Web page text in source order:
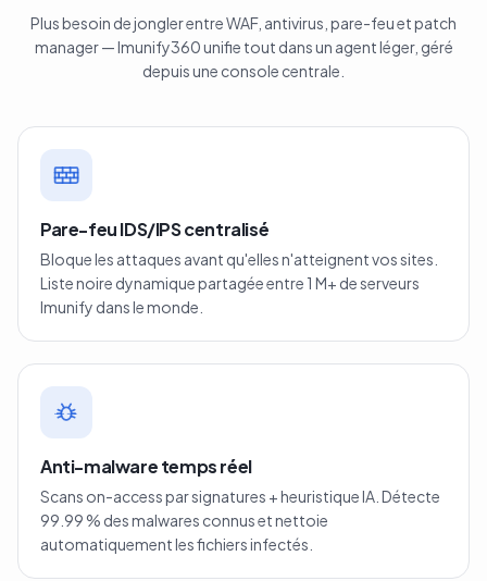
Plus besoin de jongler entre WAF, antivirus, pare-feu et patch
manager — Imunify360 unifie tout dans un agent léger, géré
depuis une console centrale.
Pare-feu IDS/IPS centralisé
Bloque les attaques avant qu'elles n'atteignent vos sites.
Liste noire dynamique partagée entre 1 M+ de serveurs
Imunify dans le monde.
Anti-malware temps réel
Scans on-access par signatures + heuristique IA. Détecte
99.99 % des malwares connus et nettoie
automatiquement les fichiers infectés.